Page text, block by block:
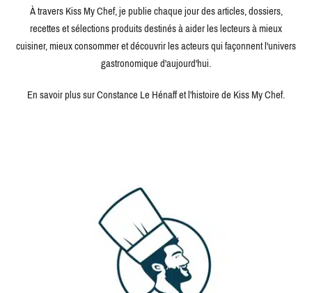
À travers Kiss My Chef, je publie chaque jour des articles, dossiers,
recettes et sélections produits destinés à aider les lecteurs à mieux
cuisiner, mieux consommer et découvrir les acteurs qui façonnent l'univers
gastronomique d'aujourd'hui.
En savoir plus sur Constance Le Hénaff et l'histoire de Kiss My Chef.